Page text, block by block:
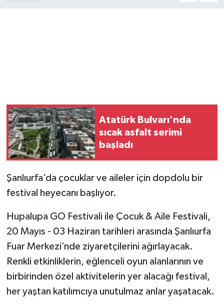
Atatürk Bulvarı'nda
sıcak asfalt serimi
başladı
Şanlıurfa’da çocuklar ve aileler için dopdolu bir
festival heyecanı başlıyor.
Hupalupa GO Festivali ile Çocuk & Aile Festivali,
20 Mayıs - 03 Haziran tarihleri arasında Şanlıurfa
Fuar Merkezi’nde ziyaretçilerini ağırlayacak.
Renkli etkinliklerin, eğlenceli oyun alanlarının ve
birbirinden özel aktivitelerin yer alacağı festival,
her yaştan katılımcıya unutulmaz anlar yaşatacak.